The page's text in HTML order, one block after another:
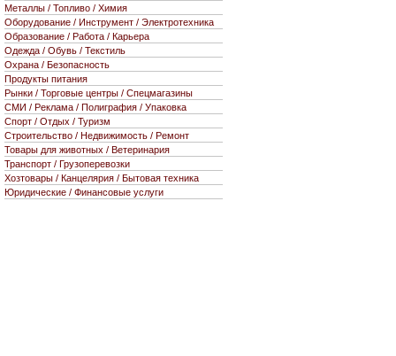
Металлы / Топливо / Химия
Оборудование / Инструмент / Электротехника
Образование / Работа / Карьера
Одежда / Обувь / Текстиль
Охрана / Безопасность
Продукты питания
Рынки / Торговые центры / Спецмагазины
СМИ / Реклама / Полиграфия / Упаковка
Спорт / Отдых / Туризм
Строительство / Недвижимость / Ремонт
Товары для животных / Ветеринария
Транспорт / Грузоперевозки
Хозтовары / Канцелярия / Бытовая техника
Юридические / Финансовые услуги